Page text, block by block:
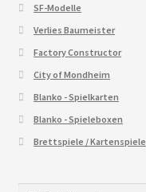
SF-Modelle
Verlies Baumeister
Factory Constructor
City of Mondheim
Blanko - Spielkarten
Blanko - Spieleboxen
Brettspiele / Kartenspiele